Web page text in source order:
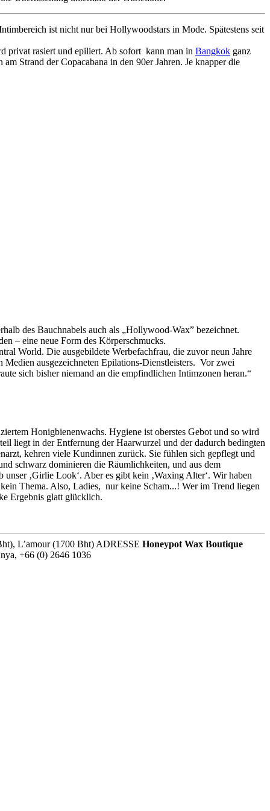
ist nicht nur bei Hollywoodstars in Mode. Spätestens seit
privat rasiert und epiliert. Ab sofort kann man in Bangkok ganz
Strand der Copacabana in den 90er Jahren. Je knapper die
des Bauchnabels auch als „Hollywood-Wax” bezeichnet.
– eine neue Form des Körperschmucks.
World. Die ausgebildete Werbefachfrau, die zuvor neun Jahre
ausgezeichneten Epilations-Dienstleisters. Vor zwei
sich bisher niemand an die empfindlichen Intimzonen heran.“
Honigbienenwachs. Hygiene ist oberstes Gebot und so wird
liegt in der Entfernung der Haarwurzel und der dadurch bedingten
kehren viele Kundinnen zurück. Sie fühlen sich gepflegt und
schwarz dominieren die Räumlichkeiten, und aus dem
‚Girlie Look‘. Aber es gibt kein ‚Waxing Alter‘. Wir haben
Thema. Also, Ladies, nur keine Scham...! Wer im Trend liegen
Ergebnis glatt glücklich.
L’amour (1700 Bht) ADRESSE Honeypot Wax Boutique
+66 (0) 2646 1036